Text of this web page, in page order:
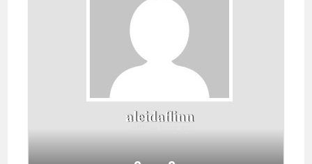
aleidaflinn